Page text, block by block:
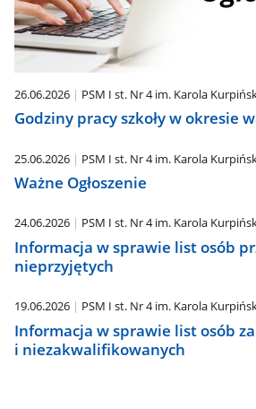
26.06.2026 PSM I st. Nr 4 im. Karola
Godziny pracy szkoły w okresie
25.06.2026 PSM I st. Nr 4 im. Karola
Ważne Ogłoszenie
24.06.2026 PSM I st. Nr 4 im. Karola
Informacja w sprawie list osób
nieprzyjętych
19.06.2026 PSM I st. Nr 4 im. Karola
Informacja w sprawie list osób
i niezakwalifikowanych